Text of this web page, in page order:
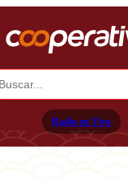
Radio en Vivo